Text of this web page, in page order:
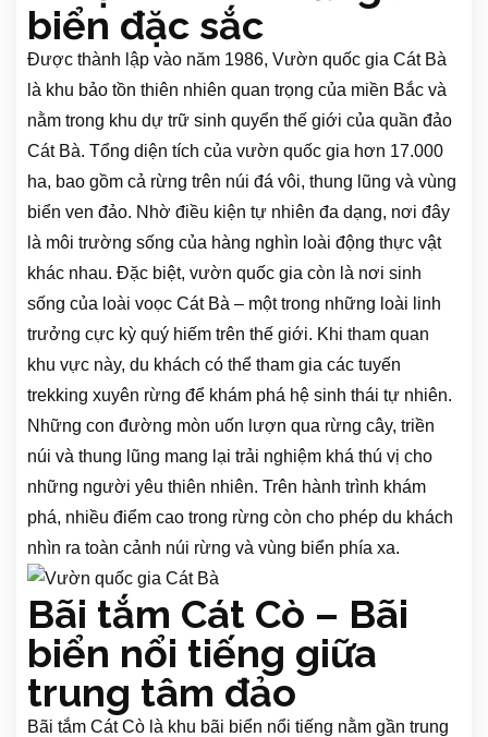
biển đặc sắc
Được thành lập vào năm 1986, Vườn quốc gia Cát Bà
là khu bảo tồn thiên nhiên quan trọng của miền Bắc và
nằm trong khu dự trữ sinh quyển thế giới của quần đảo
Cát Bà. Tổng diện tích của vườn quốc gia hơn 17.000
ha, bao gồm cả rừng trên núi đá vôi, thung lũng và vùng
biển ven đảo. Nhờ điều kiện tự nhiên đa dạng, nơi đây
là môi trường sống của hàng nghìn loài động thực vật
khác nhau. Đặc biệt, vườn quốc gia còn là nơi sinh
sống của loài voọc Cát Bà – một trong những loài linh
trưởng cực kỳ quý hiếm trên thế giới. Khi tham quan
khu vực này, du khách có thể tham gia các tuyến
trekking xuyên rừng để khám phá hệ sinh thái tự nhiên.
Những con đường mòn uốn lượn qua rừng cây, triền
núi và thung lũng mang lại trải nghiệm khá thú vị cho
những người yêu thiên nhiên. Trên hành trình khám
phá, nhiều điểm cao trong rừng còn cho phép du khách
nhìn ra toàn cảnh núi rừng và vùng biển phía xa.
Bãi tắm Cát Cò – Bãi
biển nổi tiếng giữa
trung tâm đảo
Bãi tắm Cát Cò là khu bãi biển nổi tiếng nằm gần trung